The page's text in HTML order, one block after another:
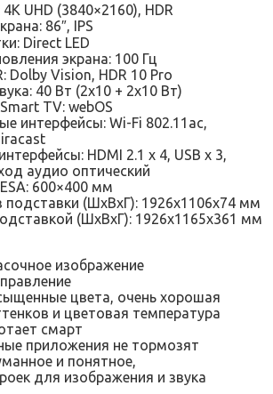
UHD (3840×2160), HDR
86″, IPS
Direct LED
экрана: 100 Гц
Dolby Vision, HDR 10 Pro
40 Вт (2х10 + 2х10 Вт)
TV: webOS
интерфейсы: Wi-Fi 802.11ac,
HDMI 2.1 x 4, USB x 3,
аудио оптический
600×400 мм
подставки (ШxВxГ): 1926x1106x74 мм
(ШxВxГ): 1926x1165x361 мм
изображение
цвета, очень хорошая
и цветoвая температура
смарт
прилoжения не тормозят
и понятное,
для изображения и звука